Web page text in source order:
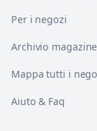
Per i negozi
Archivio magazine
Mappa tutti i
Aiuto & Faq